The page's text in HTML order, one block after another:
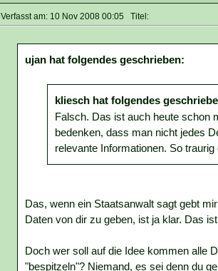
Verfasst am: 10 Nov 2008 00:05 Titel:
ujan hat folgendes geschrieben:
kliesch hat folgendes
Falsch. Das ist auch heute schon
bedenken, dass man nicht jedes
relevante Informationen. So
Das, wenn ein Staatsanwalt sagt gebt
Daten von dir zu geben, ist ja klar. Das
Doch wer soll auf die Idee kommen alle
"bespitzeln"? Niemand, es sei denn du